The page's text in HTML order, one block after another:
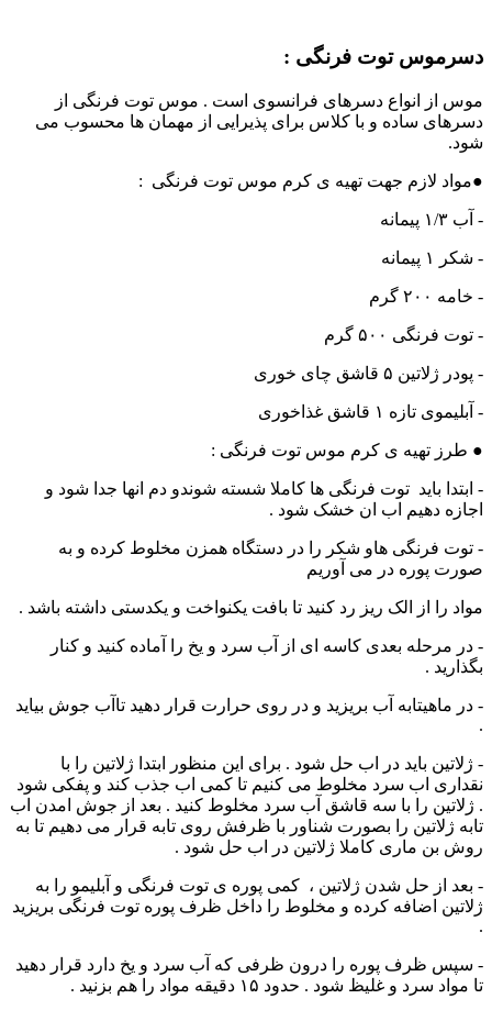
دسرموس توت فرنگی :
موس از انواع دسرهای فرانسوی است . موس توت فرنگی از
دسرهای ساده و با کلاس برای پذیرایی از مهمان ها محسوب می
شود.
●مواد لازم جهت تهیه ی کرم موس توت فرنگی :
- آب ۱/۳ پیمانه
- شکر ۱ پیمانه
- خامه ۲۰۰ گرم
- توت فرنگی ۵۰۰ گرم
- پودر ژلاتین ۵ قاشق چای خوری
- آبلیموی تازه ۱ قاشق غذاخوری
● طرز تهیه ی کرم موس توت فرنگی :
- ابتدا باید توت فرنگی ها کاملا شسته شوندو دم انها جدا شود و
اجازه دهیم اب ان خشک شود .
- توت فرنگی هاو شکر را در دستگاه همزن مخلوط کرده و به
صورت پوره در می آوریم
مواد را از الک ریز رد کنید تا بافت یکنواخت و یکدستی داشته باشد .
- در مرحله بعدی کاسه ای از آب سرد و یخ را آماده کنید و کنار
بگذارید .
- در ماهیتابه آب بریزید و در روی حرارت قرار دهید تاآب جوش بیاید
.
- ژلاتین باید در اب حل شود . برای این منظور ابتدا ژلاتین را با
نقداری اب سرد مخلوط می کنیم تا کمی اب جذب کند و پفکی شود
. ژلاتین را با سه قاشق آب سرد مخلوط کنید . بعد از جوش امدن اب
تابه ژلاتین را بصورت شناور با ظرفش روی تابه قرار می دهیم تا به
روش بن ماری کاملا ژلاتین در اب حل شود .
- بعد از حل شدن ژلاتین ، کمی پوره ی توت فرنگی و آبلیمو را به
ژلاتین اضافه کرده و مخلوط را داخل ظرف پوره توت فرنگی بریزید
.
- سپس ظرف پوره را درون ظرفی که آب سرد و یخ دارد قرار دهید
تا مواد سرد و غلیظ شود . حدود ۱۵ دقیقه مواد را هم بزنید .